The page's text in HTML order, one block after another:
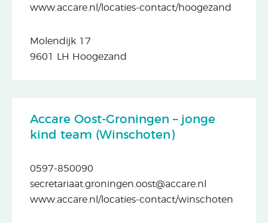
www.accare.nl/locaties-contact/hoogezand
Molendijk 17
9601 LH Hoogezand
Accare Oost-Groningen – jonge
kind team (Winschoten)
0597-850090
secretariaat.groningen.oost@accare.nl
www.accare.nl/locaties-contact/winschoten